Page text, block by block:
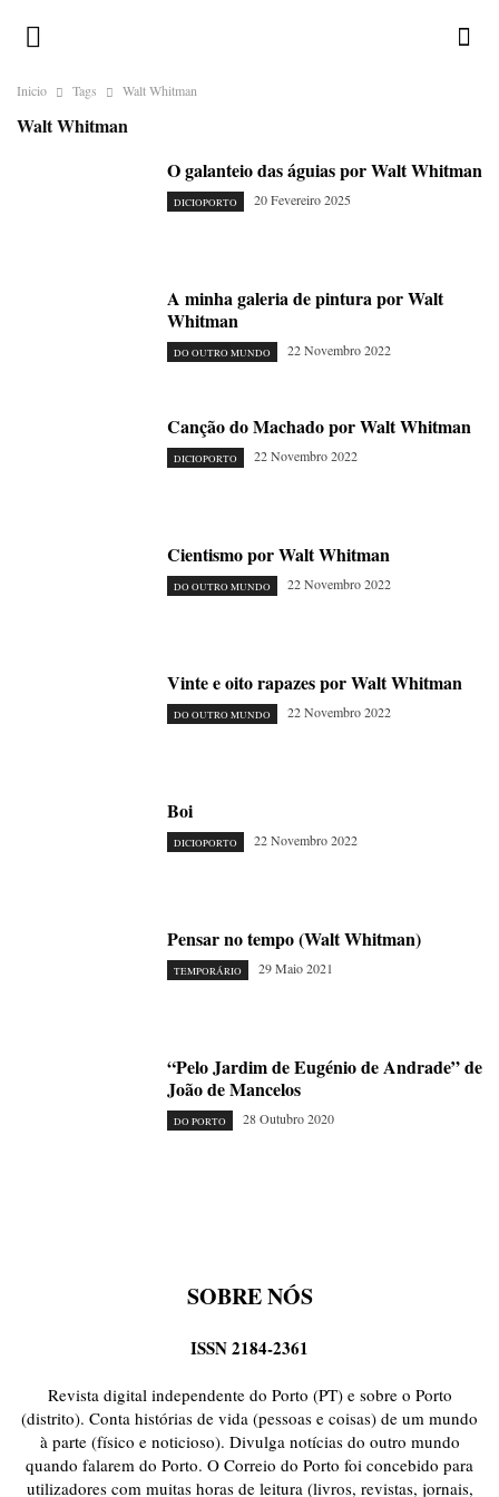
Inicio Tags Walt Whitman
Walt Whitman
O galanteio das águias por Walt Whitman
DICIOPORTO 20 Fevereiro 2025
A minha galeria de pintura por Walt
Whitman
DO OUTRO MUNDO 22 Novembro 2022
Canção do Machado por Walt Whitman
DICIOPORTO 22 Novembro 2022
Cientismo por Walt Whitman
DO OUTRO MUNDO 22 Novembro 2022
Vinte e oito rapazes por Walt Whitman
DO OUTRO MUNDO 22 Novembro 2022
Boi
DICIOPORTO 22 Novembro 2022
Pensar no tempo (Walt Whitman)
TEMPORÁRIO 29 Maio 2021
“Pelo Jardim de Eugénio de Andrade” de
João de Mancelos
DO PORTO 28 Outubro 2020
SOBRE NÓS
ISSN 2184-2361
Revista digital independente do Porto (PT) e sobre o Porto
(distrito). Conta histórias de vida (pessoas e coisas) de um mundo
à parte (físico e noticioso). Divulga notícias do outro mundo
quando falarem do Porto. O Correio do Porto foi concebido para
utilizadores com muitas horas de leitura (livros, revistas, jornais,